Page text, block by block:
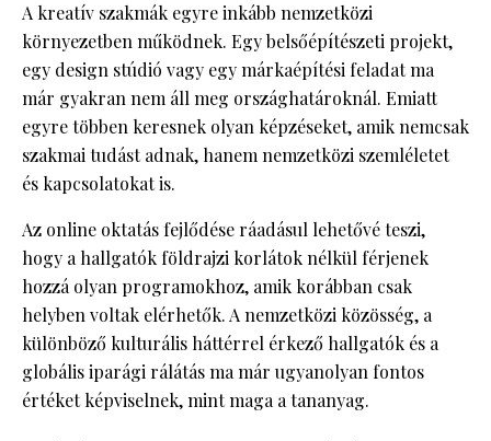
A kreatív szakmák egyre inkább nemzetközi
környezetben működnek. Egy belsőépítészeti projekt,
egy design stúdió vagy egy márkaépítési feladat ma
már gyakran nem áll meg országhatároknál. Emiatt
egyre többen keresnek olyan képzéseket, amik nemcsak
szakmai tudást adnak, hanem nemzetközi szemléletet
és kapcsolatokat is.
Az online oktatás fejlődése ráadásul lehetővé teszi,
hogy a hallgatók földrajzi korlátok nélkül férjenek
hozzá olyan programokhoz, amik korábban csak
helyben voltak elérhetők. A nemzetközi közösség, a
különböző kulturális háttérrel érkező hallgatók és a
globális iparági rálátás ma már ugyanolyan fontos
értéket képviselnek, mint maga a tananyag.